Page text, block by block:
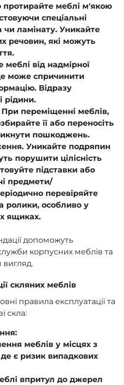
протирайте меблі м'якою
спеціальні
чи ламінату. Уникайте
речовин, які можуть
від надмірної
може спричинити
Відразу
рідини.
переміщенні меблів,
її або переносіть
пошкоджень.
Уникайте подряпин
порушити цілісність
підставки або
предмети/
перевіряйте
ролики, особливо у
ящиках.
допоможуть
корпусних меблів та
вигляд.
скляних меблів
правила експлуатації та
скла:
меблів у місцях з
є ризик випадкових
впритул до джерел